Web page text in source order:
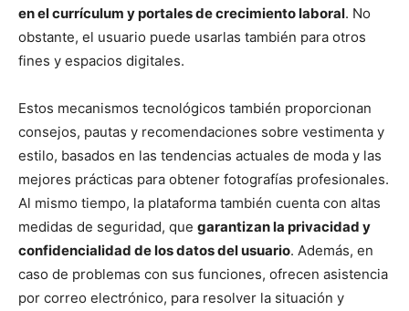
en el currículum y portales de crecimiento laboral. No
obstante, el usuario puede usarlas también para otros
fines y espacios digitales.
Estos mecanismos tecnológicos también proporcionan
consejos, pautas y recomendaciones sobre vestimenta y
estilo, basados en las tendencias actuales de moda y las
mejores prácticas para obtener fotografías profesionales.
Al mismo tiempo, la plataforma también cuenta con altas
medidas de seguridad, que garantizan la privacidad y
confidencialidad de los datos del usuario. Además, en
caso de problemas con sus funciones, ofrecen asistencia
por correo electrónico, para resolver la situación y